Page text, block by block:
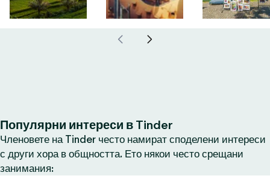
Популярни интереси в Tinder
Членовете на Tinder често намират споделени интереси
с други хора в общността. Ето някои често срещани
занимания: